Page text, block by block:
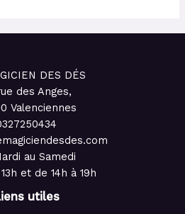
DES DÉS
des Anges,
Valenciennes
au Samedi
et de 14h à 19h
utiles